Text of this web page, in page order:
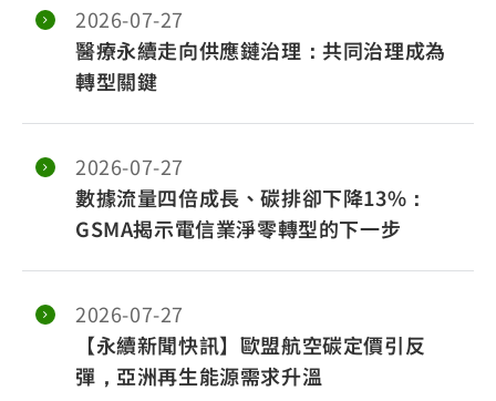
2026-07-27
醫療永續走向供應鏈治理：共同治理成為
轉型關鍵
2026-07-27
數據流量四倍成長、碳排卻下降13%：
GSMA揭示電信業淨零轉型的下一步
2026-07-27
【永續新聞快訊】歐盟航空碳定價引反
彈，亞洲再生能源需求升溫